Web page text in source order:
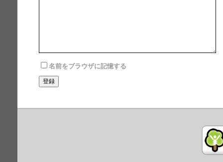
名前をブラウザに記憶する